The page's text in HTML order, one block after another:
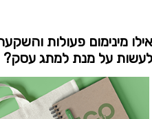
אילו מינימום פעולות
לעשות על מנת למתג עסק?